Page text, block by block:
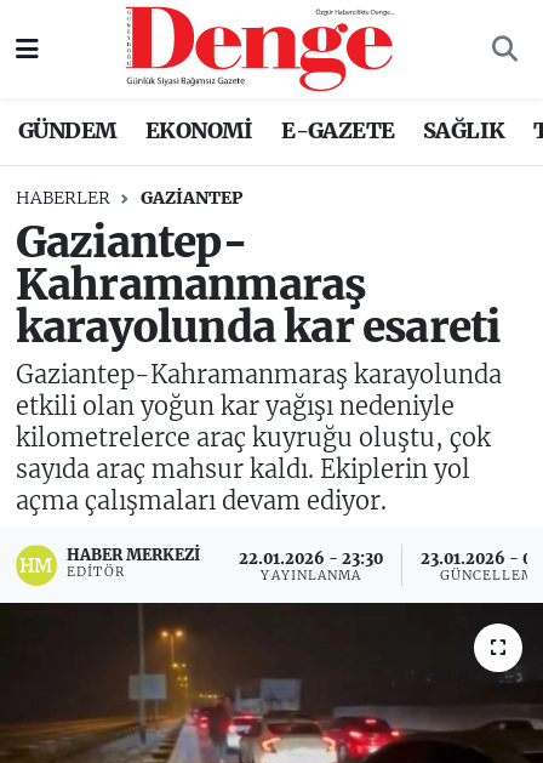
GÜNDEM EKONOMİ E-GAZETE SAĞLIK
HABERLER GAZIANTEP
Gaziantep-
Kahramanmaraş
karayolunda kar esareti
Gaziantep-Kahramanmaraş karayolunda
etkili olan yoğun kar yağışı nedeniyle
kilometrelerce araç kuyruğu oluştu, çok
sayıda araç mahsur kaldı. Ekiplerin yol
açma çalışmaları devam ediyor.
HABER MERKEZI
EDITÖR
22.01.2026 - 23:30
YAYINLANMA
23.01.2026 -
Nöbetçi Eczaneler
Trafik Durumu
Süper Lig Puan Durumu ve Fikstür
Tüm Manşetler
Son Dakika Haberleri
Haber Arşivi